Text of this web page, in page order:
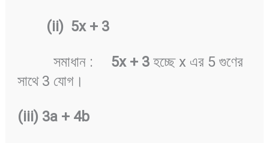
(ii) 5x + 3
সমাধান : 5x + 3 হচ্ছে x এর 5 গুণের
সাথে 3 যোগ।
(iii) 3a + 4b